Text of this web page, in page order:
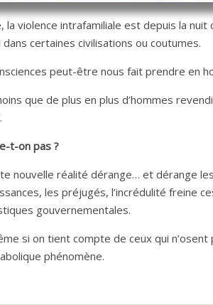
la violence intrafamiliale est depuis la
dans certaines civilisations ou coutumes.
peut-être nous fait prendre en
que de plus en plus d’hommes
t-on pas ?
nouvelle réalité dérange… et dérange
les préjugés, l’incrédulité freine
gouvernementales.
si on tient compte de ceux qui
phénomène.